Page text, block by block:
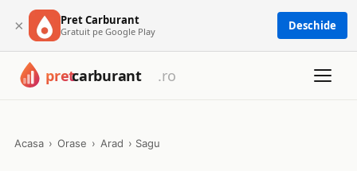
× Pret Carburant
Gratuit pe Google Play Deschide
Acasa › Orase › Arad › Sagu